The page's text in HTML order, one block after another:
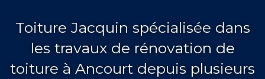
Toiture Jacquin spécialisée dans
les travaux de rénovation de
toiture à Ancourt depuis plusieurs